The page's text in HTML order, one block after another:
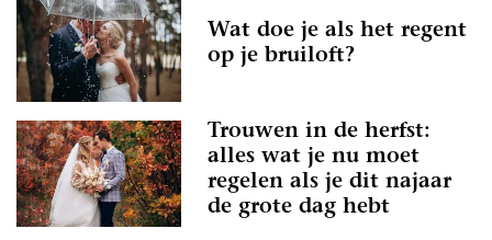
Wat doe je als het regent
op je bruiloft?
Trouwen in de herfst:
alles wat je nu moet
regelen als je dit najaar
de grote dag hebt